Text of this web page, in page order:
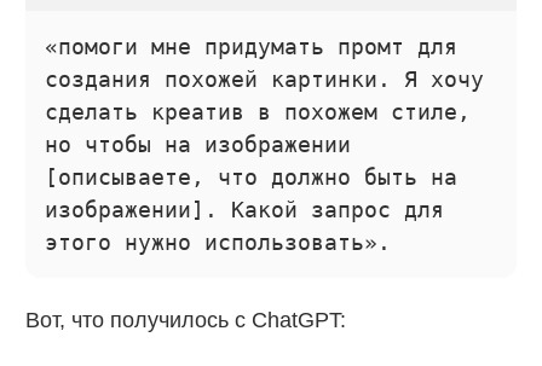
«помоги мне придумать промт для
создания похожей картинки. Я хочу
сделать креатив в похожем стиле,
но чтобы на изображении
[описываете, что должно быть на
изображении]. Какой запрос для
этого нужно использовать».
Вот, что получилось с ChatGPT: